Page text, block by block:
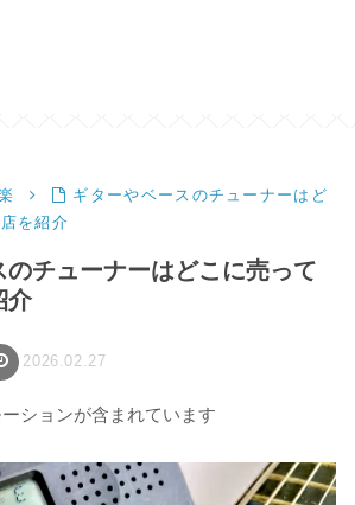
ギターやベースのチューナーはど
を紹介
のチューナーはどこに売って
介
2026.02.27
ションが含まれています